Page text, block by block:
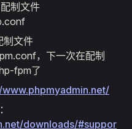
制文件
制文件
，下一次在配制
fpm了
downloads/#suppor